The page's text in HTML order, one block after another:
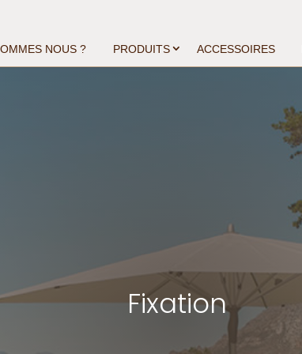
NOUS ? PRODUITS ACCESSOIRES
Fixation